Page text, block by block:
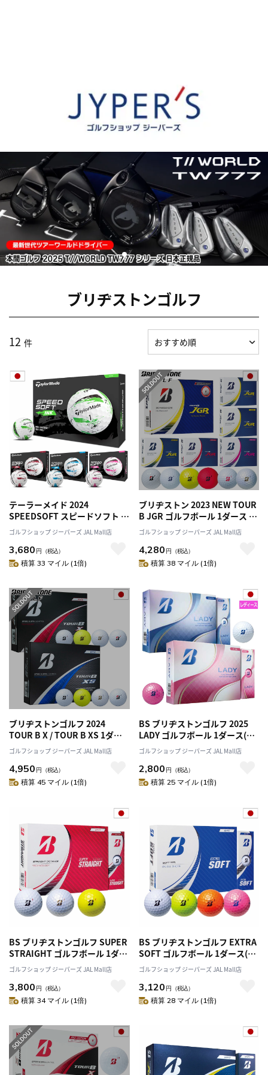
ブリヂストンゴルフ
12 件
テーラーメイド 2024
SPEEDSOFT スピードソフト イ
ンク ボール ゴルフボール 1ダー
ス 全12球 TaylorMade 2024年
モデル 日本正規品
ゴルフショップ ジーパーズ JAL Mall店
3,680 円 （税込）
積算 33 マイル (1倍)
ブリヂストン 2023 NEW TOUR
B JGR ゴルフボール 1ダース 全
12球 3ピース構造
BRIDGESTONE GOLF 日本正規
品
ゴルフショップ ジーパーズ JAL Mall店
4,280 円 （税込）
積算 38 マイル (1倍)
ブリヂストンゴルフ 2024
TOUR B X / TOUR B XS 1ダー
ス(12球入) 2024年モデル
BRIDGESTONE GOLF 日本正規
品
ゴルフショップ ジーパーズ JAL Mall店
4,950 円 （税込）
積算 45 マイル (1倍)
BS ブリヂストンゴルフ 2025
LADY ゴルフボール 1ダース(12
球入) レディース 2025年モデル
BRIDGESTONE GOLF 日本正規
品
ゴルフショップ ジーパーズ JAL Mall店
2,800 円 （税込）
積算 25 マイル (1倍)
BS ブリヂストンゴルフ SUPER
STRAIGHT ゴルフボール 1ダー
ス(12球入) スーパースターライ
ト 2025年モデル
BRIDGESTONE GOLF 日本正規
品
ゴルフショップ ジーパーズ JAL Mall店
3,800 円 （税込）
積算 34 マイル (1倍)
BS ブリヂストンゴルフ EXTRA
SOFT ゴルフボール 1ダース(12
球入) エクストラソフト 2025年
モデル BRIDGESTONE GOLF
日本正規品
ゴルフショップ ジーパーズ JAL Mall店
3,120 円 （税込）
積算 28 マイル (1倍)